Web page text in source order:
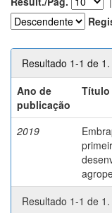
Resultado 1-1 de 1.
Ano de
publicação
Título
2019
Resultado 1-1 de 1.